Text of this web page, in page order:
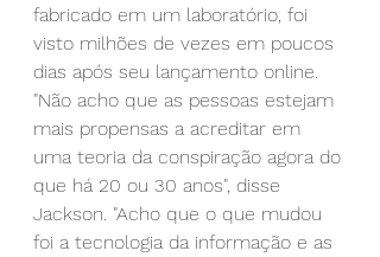
fabricado em um laboratório, foi
visto milhões de vezes em poucos
dias após seu lançamento online.
"Não acho que as pessoas estejam
mais propensas a acreditar em
uma teoria da conspiração agora do
que há 20 ou 30 anos", disse
Jackson. "Acho que o que mudou
foi a tecnologia da informação e as